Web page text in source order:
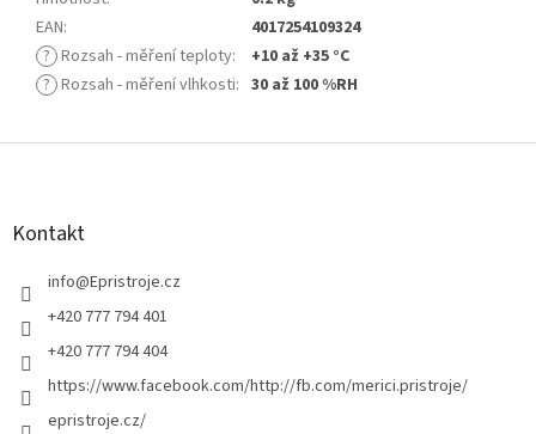
EAN:
4017254109324
? Rozsah - měření teploty:
+10 až +35 °C
? Rozsah - měření vlhkosti: 30 až 100 %RH
Z
Kontakt
info@Epristroje.cz
+420 777 794 401
+420 777 794 404
https://www.facebook.com/http://fb.com/merici.pristroje/
epristroje.cz/